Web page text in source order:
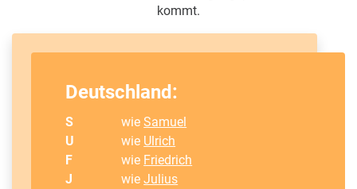
kommt.
Deutschland:
S wieSamuel
U
wie Ulrich
F
wie Friedrich
J
wieJulius